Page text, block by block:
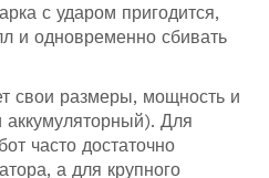
с ударом пригодится,
и одновременно сбивать
свои размеры, мощность и
аккумуляторный). Для
часто достаточно
а для крупного